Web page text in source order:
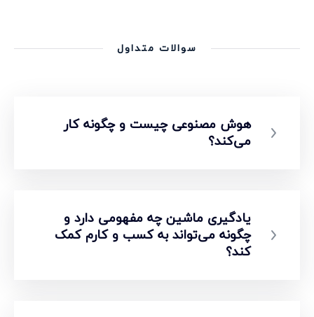
سوالات متداول
هوش مصنوعی چیست و چگونه کار
می‌کند؟
یادگیری ماشین چه مفهومی دارد و
چگونه می‌تواند به کسب و کارم کمک
کند؟